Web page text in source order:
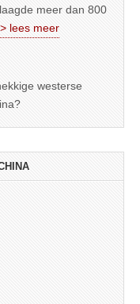
meer dan 800
lees meer
westerse